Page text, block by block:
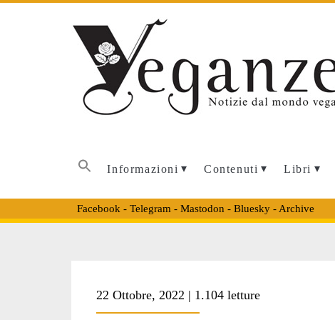
Informazioni Contenuti Libri
Facebook - Telegram - Mastodon - Bluesky- Archive
22 Ottobre, 2022 | 1.104 letture